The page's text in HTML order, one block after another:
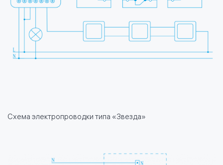
Схема электропроводки типа «Звезда»